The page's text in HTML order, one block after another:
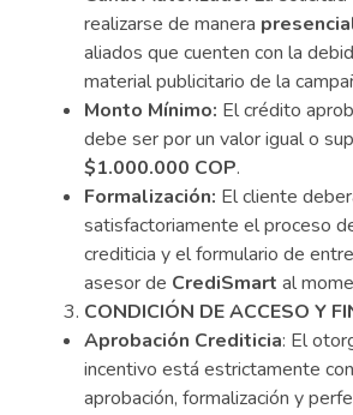
realizarse de manera
aliados que cuenten con la
material publicitario de la
Monto Mínimo: El crédito
debe ser por un valor igual o
$1.000.000 COP.
Formalización: El cliente
satisfactoriamente el proceso
crediticia y el formulario de
asesor de CrediSmart al
CONDICIÓN DE ACCESO Y
Aprobación Crediticia: El
incentivo está estrictamente
aprobación, formalización y